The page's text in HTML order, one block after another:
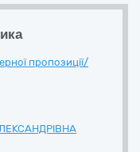
пропозиції/